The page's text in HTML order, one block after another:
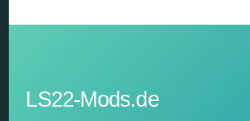
LS22-Mods.de